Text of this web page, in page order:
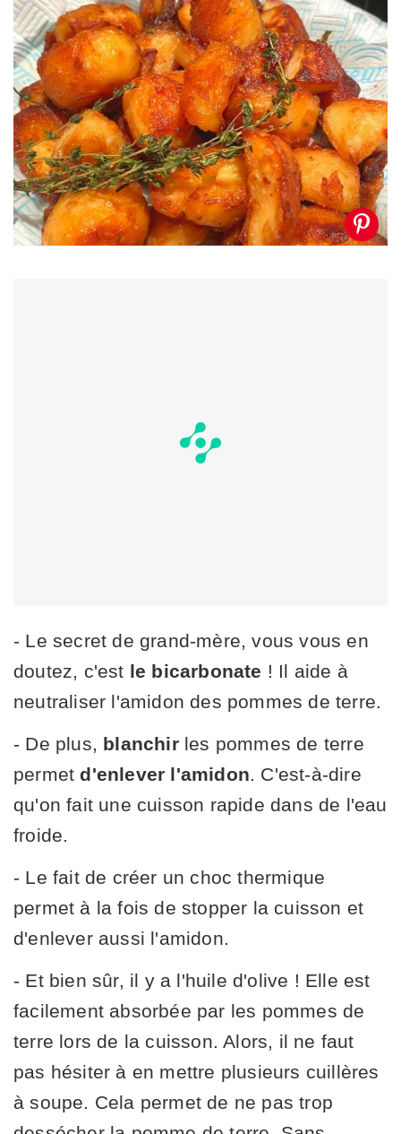
- Le secret de grand-mère, vous vous en
doutez, c'est le bicarbonate ! Il aide à
neutraliser l'amidon des pommes de terre.
- De plus, blanchirles pommes de terre
permetd'enlever l'amidon. C'est-à-dire
qu'on fait une cuisson rapide dans de l'eau
froide.
- Le fait de créer un choc thermique
permet à la fois de stopper la cuisson et
d'enlever aussi l'amidon.
- Et bien sûr, il y a l'huile d'olive ! Elle est
facilement absorbée par les pommes de
terre lors de la cuisson. Alors, il ne faut
pas hésiter à en mettre plusieurs cuillères
à soupe. Cela permet de ne pas trop